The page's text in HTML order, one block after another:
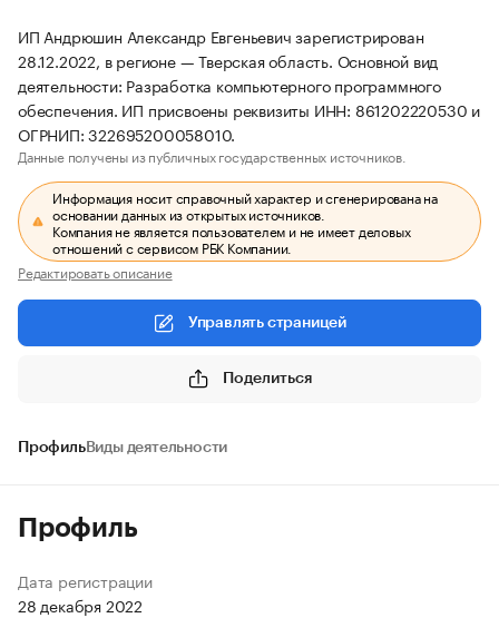
ИП Андрюшин Александр Евгеньевич зарегистрирован
28.12.2022, в регионе — Тверская область. Основной вид
деятельности: Разработка компьютерного программного
обеспечения. ИП присвоены реквизиты ИНН: 861202220530 и
ОГРНИП: 322695200058010.
Данные получены из публичных государственных источников.
Информация носит справочный характер и сгенерирована на
основании данных из открытых источников.
Компания не является пользователем и не имеет деловых
отношений с сервисом РБК Компании.
Редактировать описание
Управлять страницей
Поделиться
ПрофильВиды деятельности
Профиль
Дата регистрации
28 декабря 2022